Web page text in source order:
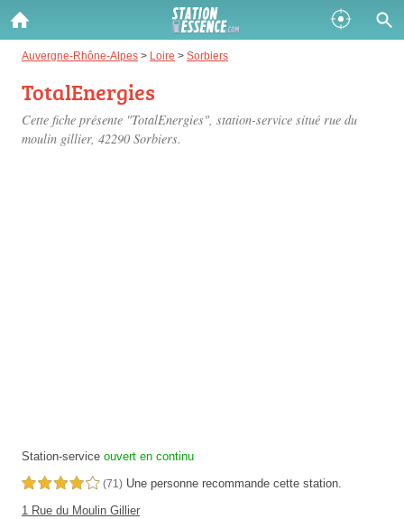
Auvergne-Rhône-Alpes > Loire > Sorbiers
TotalEnergies
Cette fiche présente "TotalEnergies", station-service situé rue du
moulin gillier, 42290 Sorbiers.
Station-service ouvert en continu
4,0 étoiles sur 5 (71) Une personne recommande cette station.
1 Rue du Moulin Gillier
Gazole :
Disponible
SP 98 :